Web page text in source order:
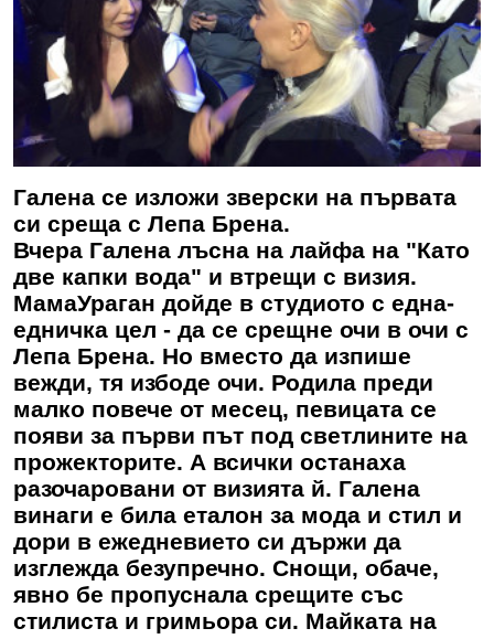
Галена се изложи зверски на първата
си среща с Лепа Брена.
Вчера Галена лъсна на лайфа на "Като
две капки вода" и втрещи с визия.
МамаУраган дойде в студиото с една-
едничка цел - да се срещне очи в очи с
Лепа Брена. Но вместо да изпише
вежди, тя избоде очи. Родила преди
малко повече от месец, певицата се
появи за първи път под светлините на
прожекторите. А всички останаха
разочаровани от визията й. Галена
винаги е била еталон за мода и стил и
дори в ежедневието си държи да
изглежда безупречно. Снощи, обаче,
явно бе пропуснала срещите със
стилиста и гримьора си. Майката на